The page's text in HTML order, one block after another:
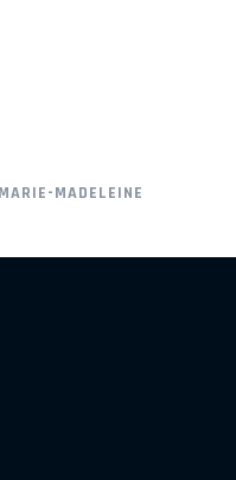
MARIE-MADELEINE